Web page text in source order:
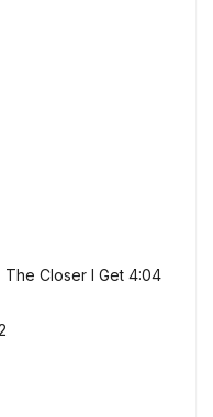
Closer I Get 4:04